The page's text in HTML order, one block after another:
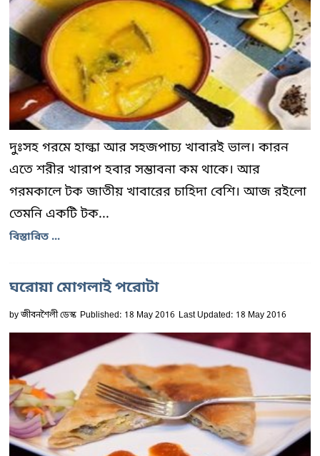
দুঃসহ গরমে হাল্কা আর সহজপাচ্য খাবারই ভাল। কারন
এতে শরীর খারাপ হবার সম্ভাবনা কম থাকে। আর
গরমকালে টক জাতীয় খাবারের চাহিদা বেশি। আজ রইলো
তেমনি একটি টক...
বিস্তারিত ...
ঘরোয়া মোগলাই পরোটা
byজীবনশৈলী ডেস্ক Published: 18 May 2016 Last Updated: 18 May 2016